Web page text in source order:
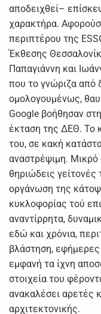
αποδειχθεί–
χαρακτήρα.
περιπτέρου της
Έκθεσης
Παπαγιάννη και
που το γνώριζα από
ομολογουμένως,
Google βοήθησαν
έκταση της ΔΕΘ. Το
του, σε κακή
αναστρέψιμη.
θηριώδεις
οργάνωση της
κυκλοφορίας τού
αναντίρρητα,
εδώ και χρόνια,
βλάστηση,
εμφανή τα ίχνη
στοιχεία του
ανακαλέσει αρετές
αρχιτεκτονικής.